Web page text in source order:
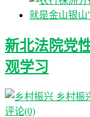
新北法院党
观学习
乡村振
评论(0)